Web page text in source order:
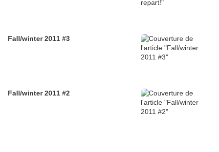
Fall/winter 2011 #3
Fall/winter 2011 #2